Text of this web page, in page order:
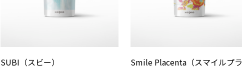
SUBI（スビー）
Smile Placenta（スマイルプラ